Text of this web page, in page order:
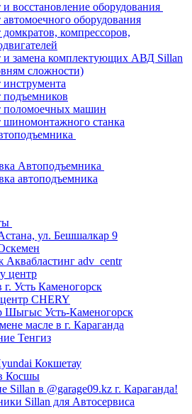
восстановление оборудования
оборудования
компрессоров,
и замена комплектующих АВД Sillan
сложности)
подъемников
поломоечных машин
шиномонтажного станка
Автоподъемника
автоподъемника
ул. Бешшалкар 9
adv_centr
центр
Усть Каменогорск
CHERY
Шыгыс Усть-Каменогорск
масле в г. Караганда
Тенгиз
Кокшетау
Косшы
Sillan в @garage09.kz г. Караганда!
Sillan для Автосервиса